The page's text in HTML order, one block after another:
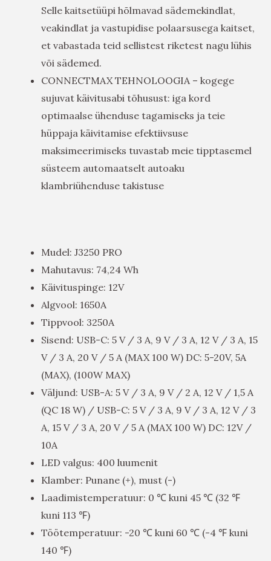
Selle kaitsetüüpi hõlmavad sädemekindlat,
veakindlat ja vastupidise polaarsusega kaitset,
et vabastada teid sellistest riketest nagu lühis
või sädemed.
CONNECTMAX TEHNOLOOGIA – kogege
sujuvat käivitusabi tõhusust: iga kord
optimaalse ühenduse tagamiseks ja teie
hüppaja käivitamise efektiivsuse
maksimeerimiseks tuvastab meie tipptasemel
süsteem automaatselt autoaku
klambriühenduse takistuse
Mudel: J3250 PRO
Mahutavus: 74,24 Wh
Käivituspinge: 12V
Algvool: 1650A
Tippvool: 3250A
Sisend: USB-C: 5 V / 3 A, 9 V / 3 A, 12 V / 3 A, 15
V / 3 A, 20 V / 5 A (MAX 100 W) DC: 5-20V, 5A
(MAX), (100W MAX)
Väljund: USB-A: 5 V / 3 A, 9 V / 2 A, 12 V / 1,5 A
(QC 18 W) / USB-C: 5 V / 3 A, 9 V / 3 A, 12 V / 3
A, 15 V / 3 A, 20 V / 5 A (MAX 100 W) DC: 12V /
10A
LED valgus: 400 luumenit
Klamber: Punane (+), must (-)
Laadimistemperatuur: 0 ℃ kuni 45 ℃ (32 ℉
kuni 113 ℉)
Töötemperatuur: -20 ℃ kuni 60 ℃ (-4 ℉ kuni
140 ℉)